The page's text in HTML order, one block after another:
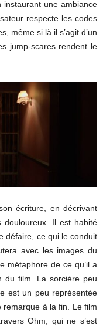
une ambiance
respecte les codes
même si là il s’agit d’un
jump-scares rendent le
écriture, en décrivant
douloureux. Il est habité
défaire, ce qui le conduit
avec les images du
métaphore de ce qu’il a
du film. La sorcière peu
est un peu représentée
remarque à la fin. Le film
Ohm, qui ne s’est